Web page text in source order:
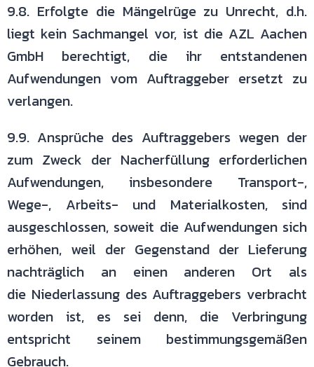
9.8. Erfolgte die Mängelrüge zu Unrecht, d.h.
liegt kein Sachmangel vor, ist die AZL Aachen
GmbH berechtigt, die ihr entstandenen
Aufwendungen vom Auftraggeber ersetzt zu
verlangen.
9.9. Ansprüche des Auftraggebers wegen der
zum Zweck der Nacherfüllung erforderlichen
Aufwendungen, insbesondere Transport-,
Wege-, Arbeits- und Materialkosten, sind
ausgeschlossen, soweit die Aufwendungen sich
erhöhen, weil der Gegenstand der Lieferung
nachträglich an einen anderen Ort als
die Niederlassung des Auftraggebers verbracht
worden ist, es sei denn, die Verbringung
entspricht seinem bestimmungsgemäßen
Gebrauch.